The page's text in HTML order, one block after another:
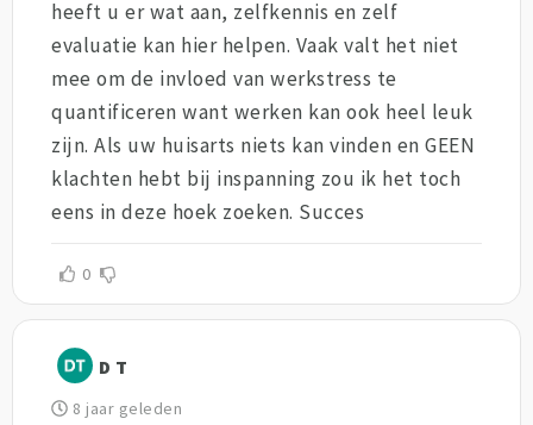
heeft u er wat aan, zelfkennis en zelf
evaluatie kan hier helpen. Vaak valt het niet
mee om de invloed van werkstress te
quantificeren want werken kan ook heel leuk
zijn. Als uw huisarts niets kan vinden en GEEN
klachten hebt bij inspanning zou ik het toch
eens in deze hoek zoeken. Succes
0
D T
8 jaar geleden